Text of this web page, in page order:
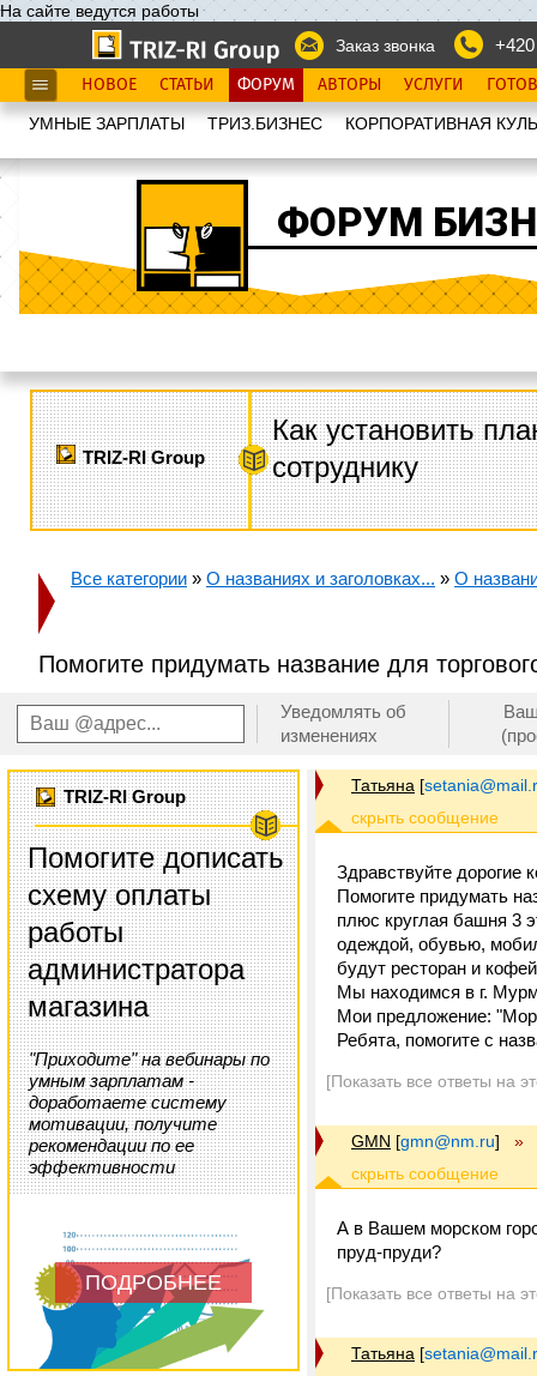
На сайте ведутся работы
Заказ звонка
НОВОЕ СТАТЬИ ФОРУМ АВТОРЫ УСЛУГИ
УМНЫЕ ЗАРПЛАТЫ ТРИЗ.БИЗНЕС КОРПОРАТИВНАЯ
ФОРУМ
TRIZ-RI Group
Как установить
сотруднику
Все категории » О названиях и заголовках... » О
Помогите придумать название для
Уведомлять об
изменениях
TRIZ-RI Group
Помогите дописать
схему оплаты
работы
администратора
магазина
"Приходите" на вебинары по
умным зарплатам -
доработаете систему
мотивации, получите
рекомендации по ее
эффективности
ПОДРОБНЕЕ
Татьяна [
Здравствуйте дорогие
Помогите придумать
плюс круглая башня 3
одеждой, обувью,
будут ресторан и
Мы находимся в г.
Мои предложение:
Ребята, помогите с
[Показать все ответы на
GMN [gmn@nm.ru] »
А в Вашем морском
пруд-пруди?
[Показать все ответы на
Татьяна [